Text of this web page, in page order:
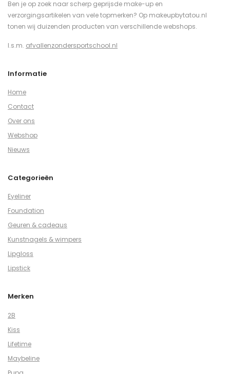
Ben je op zoek naar scherp geprijsde make-up en
verzorgingsartikelen van vele topmerken? Op makeupbytatou.nl
tonen wij duizenden producten van verschillende webshops.
I.s.m. afvallenzondersportschool.nl
Informatie
Home
Contact
Over ons
Webshop
Nieuws
Categorieën
Eyeliner
Foundation
Geuren & cadeaus
Kunstnagels & wimpers
Lipgloss
Lipstick
Merken
2B
Kiss
Lifetime
Maybeline